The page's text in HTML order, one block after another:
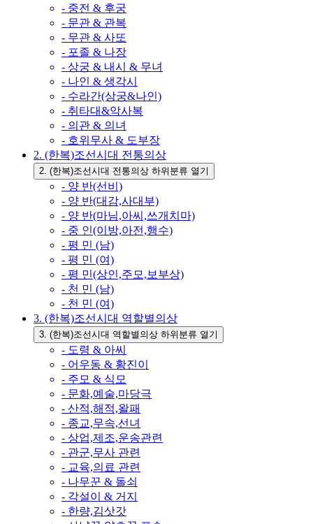
- 중전 & 후궁
- 문관 & 관복
- 무관 & 사또
- 포졸 & 나장
- 상궁 & 내시 & 무녀
- 나인 & 생각시
- 수라간(상궁&나인)
- 취타대&악사복
- 의관 & 의녀
- 호위무사 & 도부장
2. (한복)조선시대 전통의상
2. (한복)조선시대 전통의상 하위분류 열기
- 양 반(선비)
- 양 반(대감,사대부)
- 양 반(마님,아씨,쓰개치마)
- 중 인(이방,아전,행수)
- 평 민 (남)
- 평 민 (여)
- 평 민(상인,주모,보부상)
- 천 민 (남)
- 천 민 (여)
3. (한복)조선시대 역할별의상
3. (한복)조선시대 역할별의상 하위분류 열기
- 도령 & 아씨
- 어우동 & 황진이
- 주모 & 식모
- 문화,예술,마당극
- 산적,해적,왈패
- 종교,무속,선녀
- 상업,제조,운송관련
- 관군,무사 관련
- 교육,의료 관련
- 나무꾼 & 돌쇠
- 각설이 & 거지
- 한량,김삿갓